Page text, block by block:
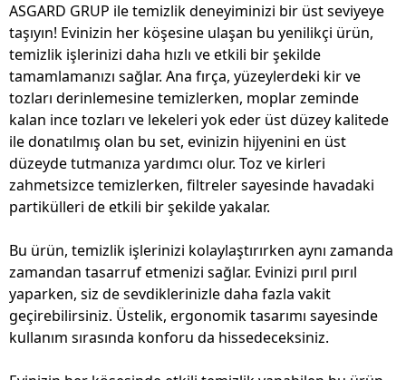
ASGARD GRUP ile temizlik deneyiminizi bir üst seviyeye
taşıyın! Evinizin her köşesine ulaşan bu yenilikçi ürün,
temizlik işlerinizi daha hızlı ve etkili bir şekilde
tamamlamanızı sağlar. Ana fırça, yüzeylerdeki kir ve
tozları derinlemesine temizlerken, moplar zeminde
kalan ince tozları ve lekeleri yok eder üst düzey kalitede
ile donatılmış olan bu set, evinizin hijyenini en üst
düzeyde tutmanıza yardımcı olur. Toz ve kirleri
zahmetsizce temizlerken, filtreler sayesinde havadaki
partikülleri de etkili bir şekilde yakalar.
Bu ürün, temizlik işlerinizi kolaylaştırırken aynı zamanda
zamandan tasarruf etmenizi sağlar. Evinizi pırıl pırıl
yaparken, siz de sevdiklerinizle daha fazla vakit
geçirebilirsiniz. Üstelik, ergonomik tasarımı sayesinde
kullanım sırasında konforu da hissedeceksiniz.